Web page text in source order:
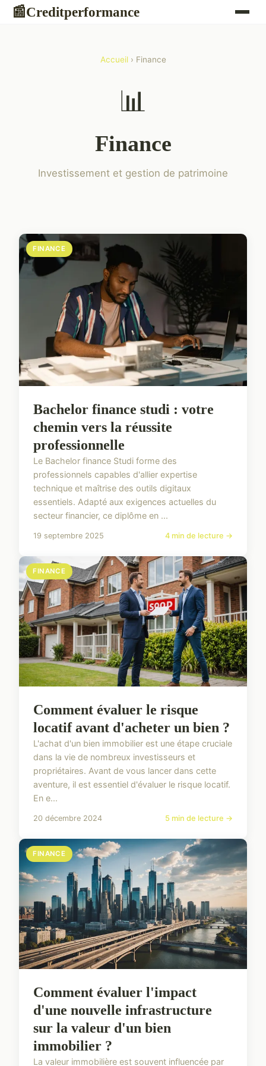
📰Creditperformance
Accueil› Finance
📊
Finance
Investissement et gestion de patrimoine
FINANCE
Bachelor finance studi : votre
chemin vers la réussite
professionnelle
Le Bachelor finance Studi forme des
professionnels capables d'allier expertise
technique et maîtrise des outils digitaux
essentiels. Adapté aux exigences actuelles du
secteur financier, ce diplôme en ...
19 septembre 2025 4 min de lecture →
FINANCE
Comment évaluer le risque
locatif avant d'acheter un bien ?
L'achat d'un bien immobilier est une étape cruciale
dans la vie de nombreux investisseurs et
propriétaires. Avant de vous lancer dans cette
aventure, il est essentiel d'évaluer le risque locatif.
En e...
20 décembre 2024 5 min de lecture →
FINANCE
Comment évaluer l'impact
d'une nouvelle infrastructure
sur la valeur d'un bien
immobilier ?
La valeur immobilière est souvent influencée par